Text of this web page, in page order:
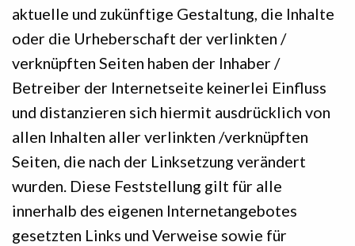
aktuelle und zukünftige Gestaltung, die Inhalte
oder die Urheberschaft der verlinkten /
verknüpften Seiten haben der Inhaber /
Betreiber der Internetseite keinerlei Einfluss
und distanzieren sich hiermit ausdrücklich von
allen Inhalten aller verlinkten /verknüpften
Seiten, die nach der Linksetzung verändert
wurden. Diese Feststellung gilt für alle
innerhalb des eigenen Internetangebotes
gesetzten Links und Verweise sowie für